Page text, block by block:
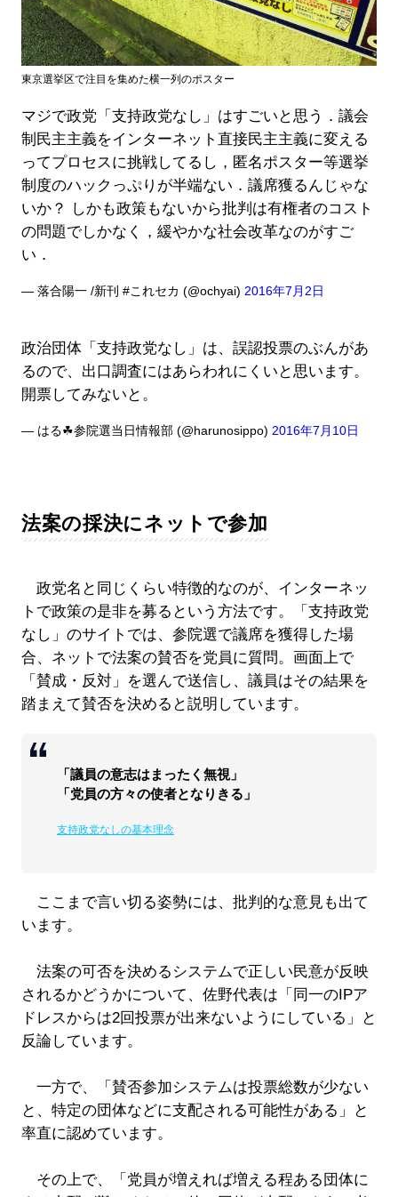
東京選挙区で注目を集めた横一列のポスター
マジで政党「支持政党なし」はすごいと思う．議会
制民主主義をインターネット直接民主主義に変える
ってプロセスに挑戦してるし，匿名ポスター等選挙
制度のハックっぷりが半端ない．議席獲るんじゃな
いか？ しかも政策もないから批判は有権者のコスト
の問題でしかなく，緩やかな社会改革なのがすご
い．
— 落合陽一 /新刊 #これセカ (@ochyai) 2016年7月2日
政治団体「支持政党なし」は、誤認投票のぶんがあ
るので、出口調査にはあらわれにくいと思います。
開票してみないと。
— はる☘参院選当日情報部 (@harunosippo) 2016年7月10日
法案の採決にネットで参加
政党名と同じくらい特徴的なのが、インターネッ
トで政策の是非を募るという方法です。「支持政党
なし」のサイトでは、参院選で議席を獲得した場
合、ネットで法案の賛否を党員に質問。画面上で
「賛成・反対」を選んで送信し、議員はその結果を
踏まえて賛否を決めると説明しています。
「議員の意志はまったく無視」
「党員の方々の使者となりきる」
支持政党なしの基本理念
ここまで言い切る姿勢には、批判的な意見も出て
います。
法案の可否を決めるシステムで正しい民意が反映
されるかどうかについて、佐野代表は「同一のIPア
ドレスからは2回投票が出来ないようにしている」と
反論しています。
一方で、「賛否参加システムは投票総数が少ない
と、特定の団体などに支配される可能性がある」と
率直に認めています。
その上で、「党員が増えれば増える程ある団体に